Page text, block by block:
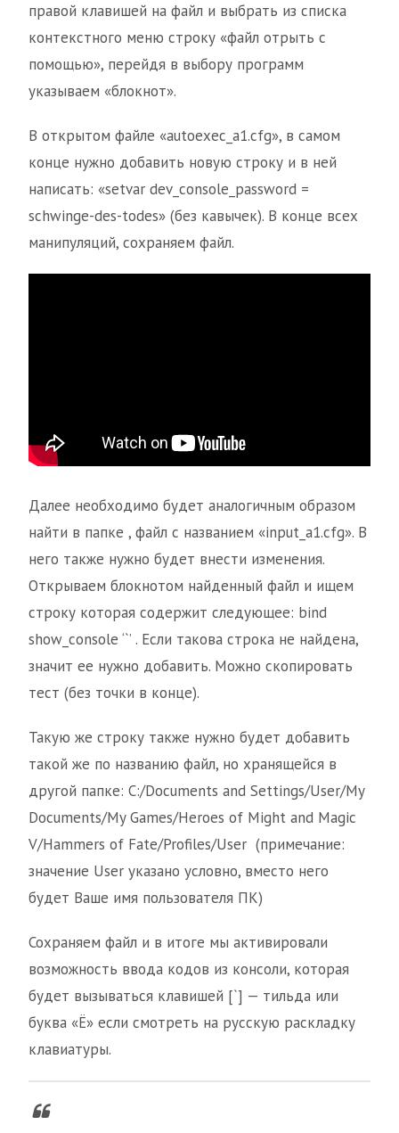
правой клавишей на файл и выбрать из списка
контекстного меню строку «файл отрыть с
помощью», перейдя в выбору программ
указываем «блокнот».
В открытом файле «autoexec_a1.cfg», в самом
конце нужно добавить новую строку и в ней
написать: «setvar dev_console_password =
schwinge-des-todes» (без кавычек). В конце всех
манипуляций, сохраняем файл.
Далее необходимо будет аналогичным образом
найти в папке , файл с названием «input_a1.cfg». В
него также нужно будет внести изменения.
Открываем блокнотом найденный файл и ищем
строку которая содержит следующее: bind
show_console ‘`’ . Если такова строка не найдена,
значит ее нужно добавить. Можно скопировать
тест (без точки в конце).
Такую же строку также нужно будет добавить
такой же по названию файл, но хранящейся в
другой папке: C:/Documents and Settings/User/My
Documents/My Games/Heroes of Might and Magic
V/Hammers of Fate/Profiles/User (примечание:
значение User указано условно, вместо него
будет Ваше имя пользователя ПК)
Сохраняем файл и в итоге мы активировали
возможность ввода кодов из консоли, которая
будет вызываться клавишей [`] — тильда или
буква «Ё» если смотреть на русскую раскладку
клавиатуры.